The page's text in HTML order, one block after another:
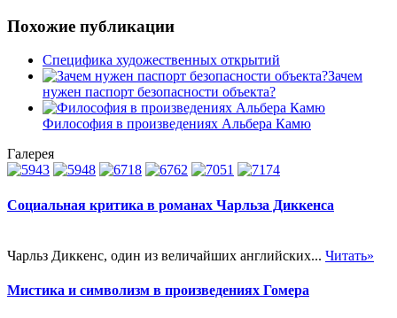
Похожие публикации
Специфика художественных открытий
Зачем
нужен паспорт безопасности объекта?
Философия в произведениях Альбера Камю
Галерея
Социальная критика в романах Чарльза Диккенса
Чарльз Диккенс, один из величайших английских... Читать»
Мистика и символизм в произведениях Гомера